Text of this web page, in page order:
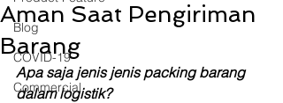
Blog
COVID-19
Commercial
Aman Saat Pengiriman
Barang
Apa saja jenis jenis packing barang
dalam logistik?